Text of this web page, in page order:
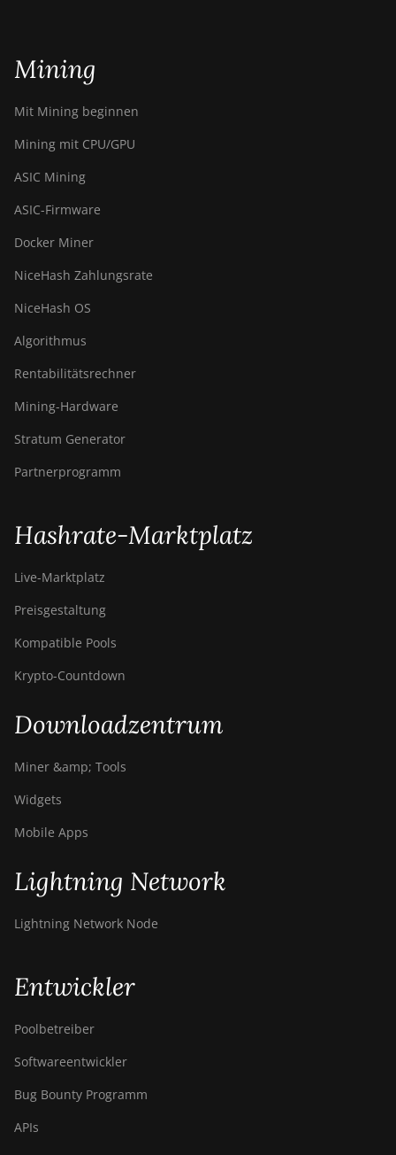
Mining
Mit Mining beginnen
Mining mit CPU/GPU
ASIC Mining
ASIC-Firmware
Docker Miner
NiceHash Zahlungsrate
NiceHash OS
Algorithmus
Rentabilitätsrechner
Mining-Hardware
Stratum Generator
Partnerprogramm
Hashrate-Marktplatz
Live-Marktplatz
Preisgestaltung
Kompatible Pools
Krypto-Countdown
Downloadzentrum
Miner &amp; Tools
Widgets
Mobile Apps
Lightning Network
Lightning Network Node
Entwickler
Poolbetreiber
Softwareentwickler
Bug Bounty Programm
APIs